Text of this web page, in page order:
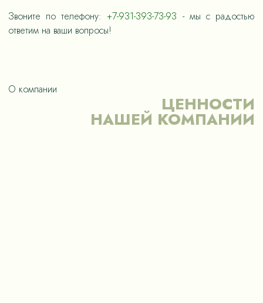
Звоните по телефону:+7-931-393-73-93 - мы с радостью
ответим на ваши вопросы!
О компании
ЦЕННОСТИ
НАШЕЙ КОМПАНИИ